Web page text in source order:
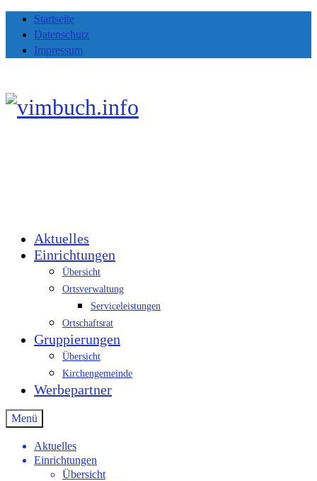
Startseite
Datenschutz
Impressum
Aktuelles
Einrichtungen
Übersicht
Ortsverwaltung
Serviceleistungen
Ortschaftsrat
Gruppierungen
Übersicht
Kirchengemeinde
Werbepartner
Menü
Aktuelles
Einrichtungen
Übersicht